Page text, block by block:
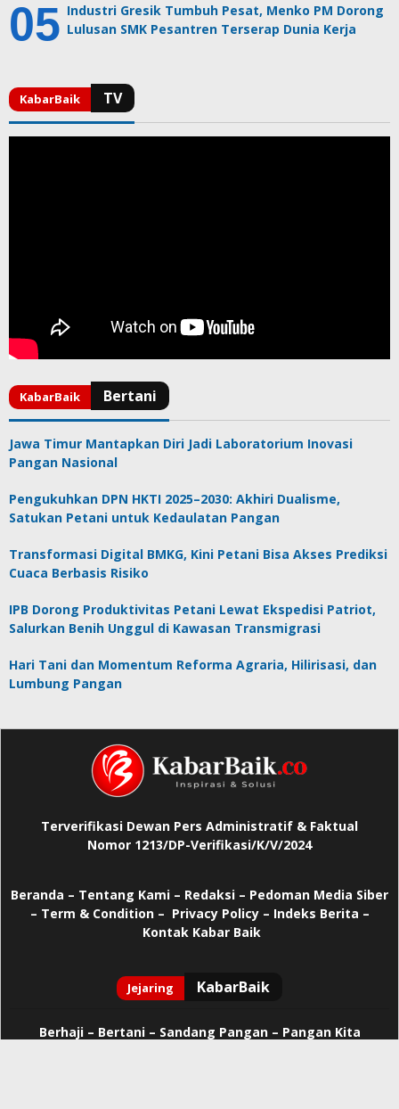
Industri Gresik Tumbuh Pesat, Menko PM Dorong
Lulusan SMK Pesantren Terserap Dunia Kerja
Jawa Timur Mantapkan Diri Jadi Laboratorium Inovasi
Pangan Nasional
Pengukuhkan DPN HKTI 2025–2030: Akhiri Dualisme,
Satukan Petani untuk Kedaulatan Pangan
Transformasi Digital BMKG, Kini Petani Bisa Akses Prediksi
Cuaca Berbasis Risiko
IPB Dorong Produktivitas Petani Lewat Ekspedisi Patriot,
Salurkan Benih Unggul di Kawasan Transmigrasi
Hari Tani dan Momentum Reforma Agraria, Hilirisasi, dan
Lumbung Pangan
Terverifikasi Dewan Pers Administratif & Faktual
Nomor 1213/DP-Verifikasi/K/V/2024
Beranda – Tentang Kami – Redaksi – Pedoman Media Siber
– Term & Condition – Privacy Policy– Indeks Berita –
Kontak Kabar Baik
Berhaji– Bertani – Sandang Pangan – Pangan Kita